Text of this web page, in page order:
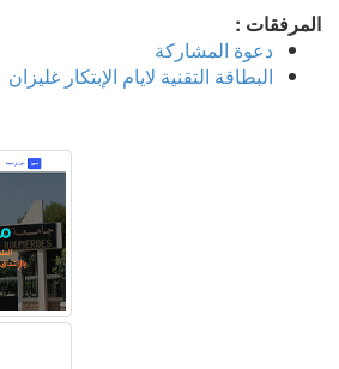
المرفقات :
دعوة المشاركة
البطاقة التقنية لايام الإبتكار غليزان